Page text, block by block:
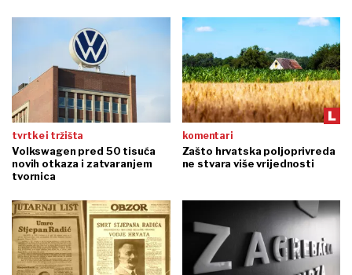
tvrtke i tržišta
Volkswagen pred 50 tisuća
novih otkaza i zatvaranjem
tvornica
komentari
Zašto hrvatska poljoprivreda
ne stvara više vrijednosti